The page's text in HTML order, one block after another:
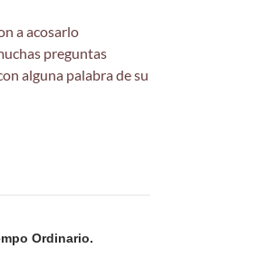
a acosarlo
preguntas
alguna palabra de su
Ordinario.